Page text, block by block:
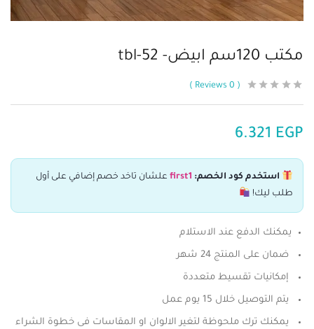
مكتب 120سم ابيض- tbl-52
0
6.321 EGP
استخدم كود الخصم: first1علشان تاخد خصم إضافي على أول
طلب ليك!
يمكنك الدفع عند الاستلام
ضمان على المنتج 24 شهر
إمكانيات تقسيط متعددة
يتم التوصيل خلال 15 يوم عمل
يمكنك ترك ملحوظة لتغير الالوان او المقاسات فى خطوة الشراء